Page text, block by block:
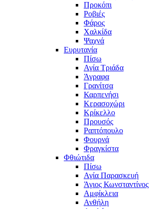
Προκόπι
Ροβιές
Φάρος
Χαλκίδα
Ψαχνά
Ευρυτανία
Πίσω
Αγία Τριάδα
Άγραφα
Γρανίτσα
Καρπενήσι
Κερασοχώρι
Κρίκελλο
Προυσός
Ραπτόπουλο
Φουρνά
Φραγκίστα
Φθιώτιδα
Πίσω
Αγία Παρασκευή
Άγιος Κωνσταντίνος
Αμφίκλεια
Ανθήλη